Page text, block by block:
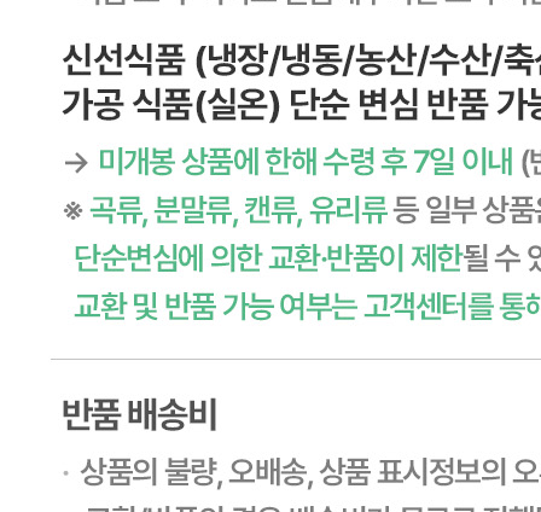
식품의 유형
상세페이지참고
생산자
상세페이지참고
상세페이지참고
상세페이지참고
본 제품은 제품입고일별 유통기한 또는 품질유지기한이 상이
터 730일 까지
상세페이지참고
상세페이지참고
원재료명 및 함량